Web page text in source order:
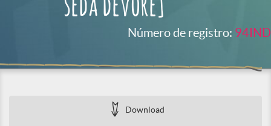
seda devorê]
Número de registro: 94IND
Download